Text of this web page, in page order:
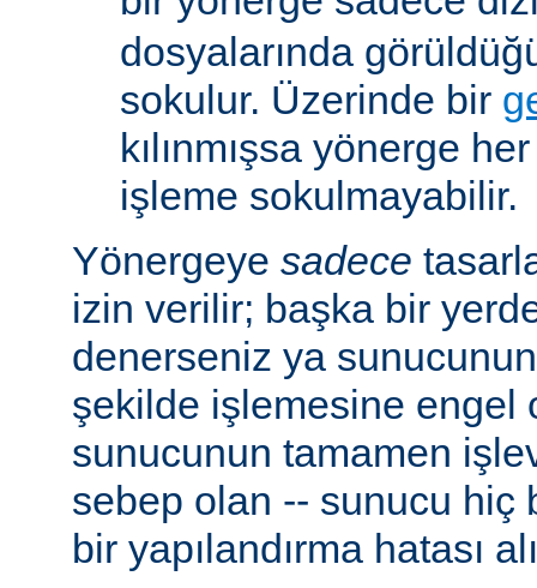
dosyalarında
sokulur. Üzerinde bir
kılınmışsa yönerge
işleme sokulmayabilir.
Yönergeye sadece
izin verilir; başka bir
denerseniz ya
şekilde işlemesine engel
sunucunun tamamen
sebep olan -- sunucu hiç
bir yapılandırma hatası